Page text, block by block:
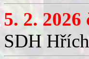
5. 2.
SDH